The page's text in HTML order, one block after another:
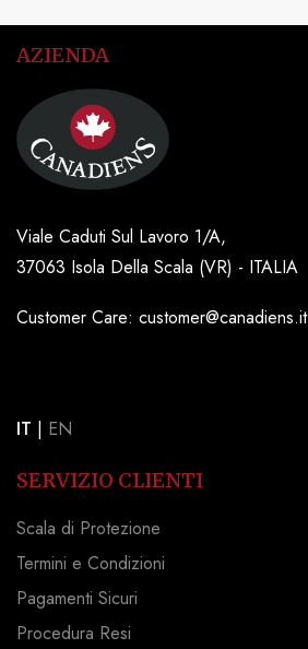
AZIENDA
Viale Caduti Sul Lavoro 1/A,
37063 Isola Della Scala (VR) - ITALIA
Customer Care: customer@canadiens.it
IT | EN
SERVIZIO CLIENTI
Scala di Protezione
Termini e Condizioni
Pagamenti Sicuri
Procedura Resi